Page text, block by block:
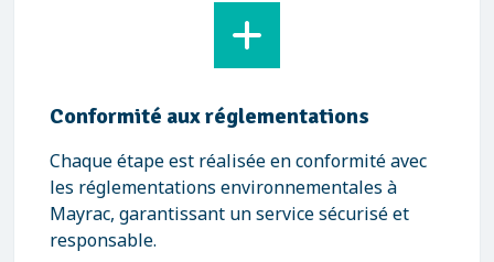
Conformité aux réglementations
Chaque étape est réalisée en conformité avec
les réglementations environnementales à
Mayrac, garantissant un service sécurisé et
responsable.